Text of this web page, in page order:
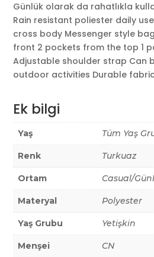
Günlük olarak da rahatlıkla
Rain resistant poliester daily
cross body Messenger style
front 2 pockets from the top 1
Adjustable shoulder strap Can
outdoor activities Durable
Ek bilgi
Yaş Tüm Yaş
Renk Turkuaz
Ortam Casual/
Materyal Polyester
Yaş Grubu Yetişkin
Menşei CN